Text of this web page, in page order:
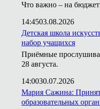
Что важно – на
14:4503.08.2026
Детская школа
набор учащихся
Приёмные
28 августа.
14:0030.07.2026
Мария Сажина:
образовательных